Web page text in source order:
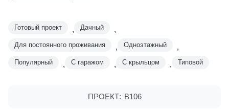
Готовый проект , Дачный ,
Для постоянного проживания , Одноэтажный ,
Популярный , С гаражом , С крыльцом , Типовой
ПРОЕКТ: В106